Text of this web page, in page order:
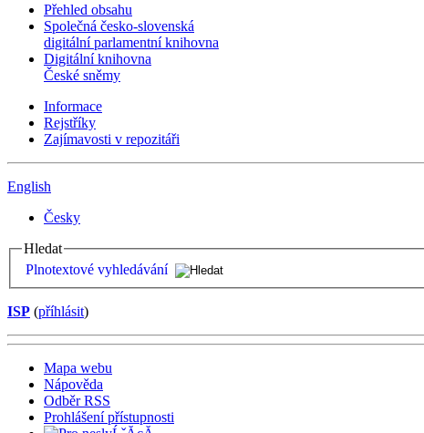
Přehled obsahu
Společná česko-slovenská
digitální parlamentní knihovna
Digitální knihovna
České sněmy
Informace
Rejstříky
Zajímavosti v repozitáři
English
Česky
Hledat
Plnotextové vyhledávání
ISP (příhlásit)
Mapa webu
Nápověda
Odběr RSS
Prohlášení přístupnosti